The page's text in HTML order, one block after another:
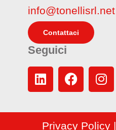
info@tonellisrl.net
Contattaci
Seguici
Privacy Policy|